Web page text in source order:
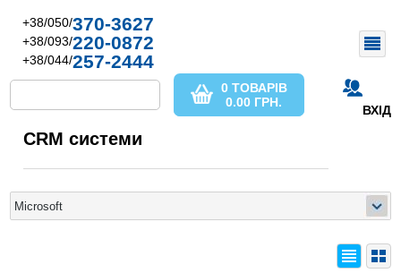
+38/050/370-3627
+38/093/220-0872
+38/044/257-2444
ВХІД
0 ТОВАРІВ
0.00 ГРН.
CRM системи